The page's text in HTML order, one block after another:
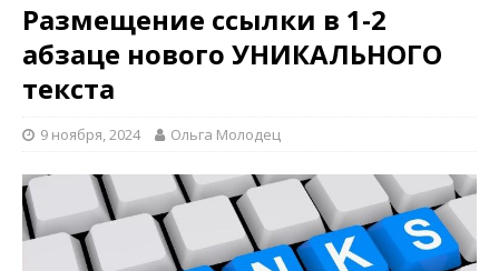
Размещение ссылки в 1-2
абзаце нового УНИКАЛЬНОГО
текста
9 ноября, 2024 Ольга Молодец